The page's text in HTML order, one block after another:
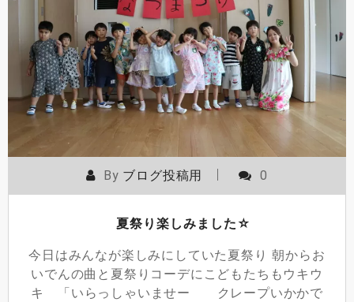
By ブログ投稿用 0
夏祭り楽しみました☆
今日はみんなが楽しみにしていた夏祭り 朝からお
いでんの曲と夏祭りコーデにこどもたちもウキウ
キ 「いらっしゃいませー クレープいかかで